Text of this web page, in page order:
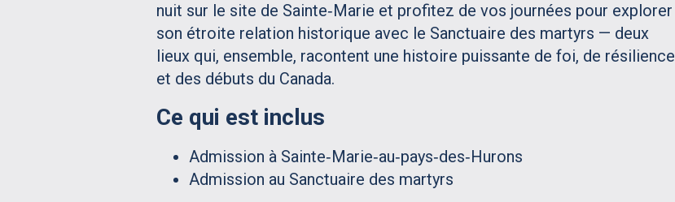
nuit sur le site de Sainte‑Marie et profitez de vos journées pour explorer
son étroite relation historique avec le Sanctuaire des martyrs — deux
lieux qui, ensemble, racontent une histoire puissante de foi, de résilience
et des débuts du Canada.
Ce qui est inclus
Admission à Sainte‑Marie‑au‑pays‑des‑Hurons
Admission au Sanctuaire des martyrs